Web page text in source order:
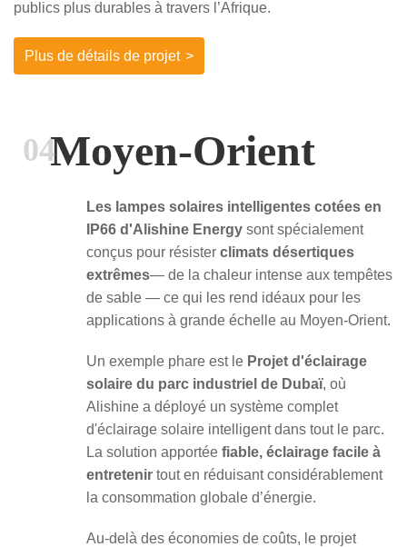
publics plus durables à travers l’Afrique.
Plus de détails de projet >
Moyen-Orient
Les lampes solaires intelligentes cotées en
IP66 d'Alishine Energy sont spécialement
conçus pour résister climats désertiques
extrêmes— de la chaleur intense aux tempêtes
de sable — ce qui les rend idéaux pour les
applications à grande échelle au Moyen-Orient.
Un exemple phare est le Projet d'éclairage
solaire du parc industriel de Dubaï, où
Alishine a déployé un système complet
d'éclairage solaire intelligent dans tout le parc.
La solution apportée fiable, éclairage facile à
entretenir tout en réduisant considérablement
la consommation globale d’énergie.
Au-delà des économies de coûts, le projet
04